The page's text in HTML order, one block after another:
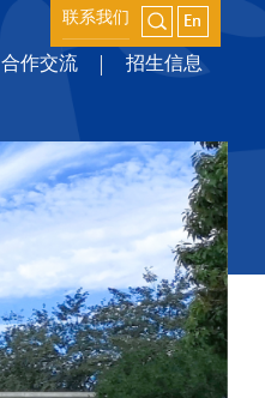
联系我们
合作交流 招生信息